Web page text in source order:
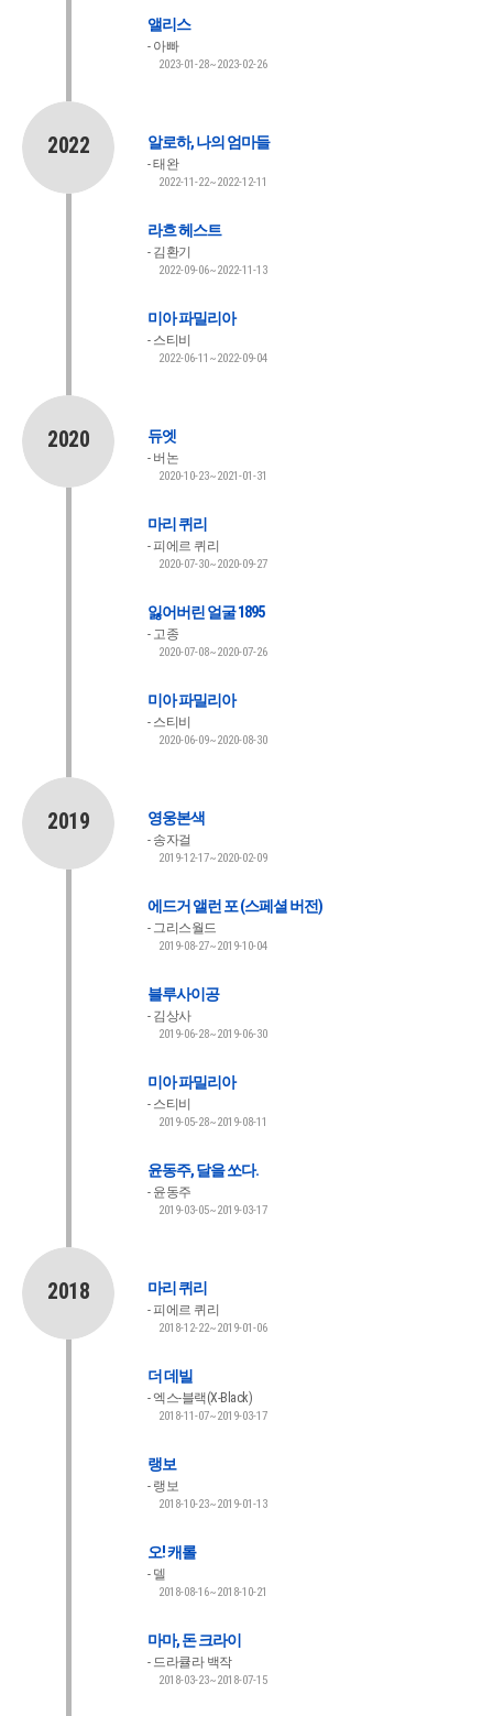
앨리스
아빠
2023-01-28~2023-02-26
2022 알로하, 나의 엄마들
태완
2022-11-22~2022-12-11
라흐 헤스트
김환기
2022-09-06~2022-11-13
미아 파밀리아
스티비
2022-06-11~2022-09-04
2020 듀엣
버논
2020-10-23~2021-01-31
마리 퀴리
피에르 퀴리
2020-07-30~2020-09-27
잃어버린 얼굴 1895
고종
2020-07-08~2020-07-26
미아 파밀리아
스티비
2020-06-09~2020-08-30
2019 영웅본색
송자걸
2019-12-17~2020-02-09
에드거 앨런 포 (스페셜 버전)
그리스월드
2019-08-27~2019-10-04
블루사이공
김상사
2019-06-28~2019-06-30
미아 파밀리아
스티비
2019-05-28~2019-08-11
윤동주, 달을 쏘다.
윤동주
2019-03-05~2019-03-17
2018 마리 퀴리
피에르 퀴리
2018-12-22~2019-01-06
더 데빌
엑스-블랙(X-Black)
2018-11-07~2019-03-17
랭보
랭보
2018-10-23~2019-01-13
오! 캐롤
델
2018-08-16~2018-10-21
마마, 돈 크라이
드라큘라 백작
2018-03-23~2018-07-15